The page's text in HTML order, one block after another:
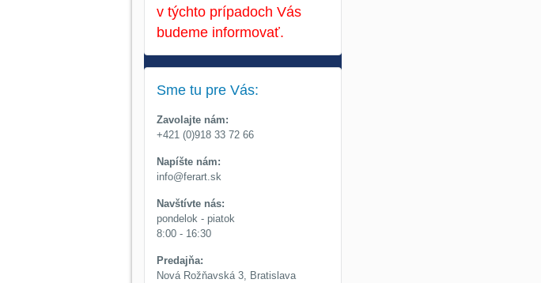
v týchto prípadoch Vás
budeme informovať.
Sme tu pre Vás:
Zavolajte nám:
+421 (0)918 33 72 66
Napíšte nám:
info@ferart.sk
Navštívte nás:
pondelok - piatok
8:00 - 16:30
Predajňa:
Nová Rožňavská 3, Bratislava